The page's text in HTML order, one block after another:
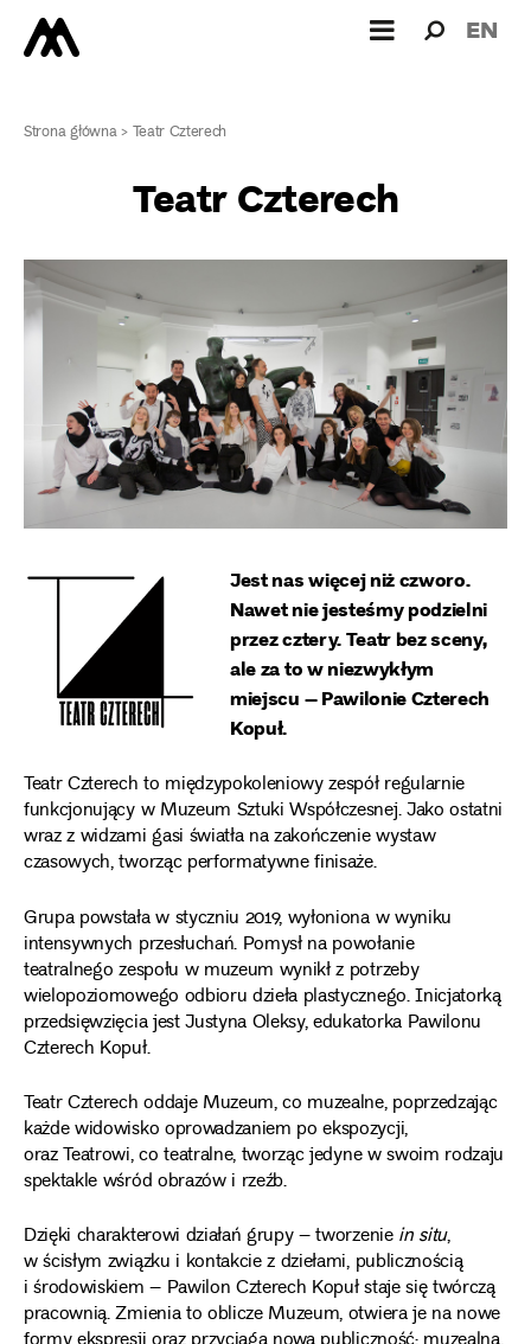
dla: EN
Strona główna>Teatr Czterech
Teatr Czterech
Jest nas więcej niż czworo.
Nawet nie jesteśmy podzielni
przez cztery. Teatr bez sceny,
ale za to w niezwykłym
miejscu – Pawilonie Czterech
Kopuł.
Teatr Czterech to międzypokoleniowy zespół regularnie
funkcjonujący w Muzeum Sztuki Współczesnej. Jako ostatni
wraz z widzami gasi światła na zakończenie wystaw
czasowych, tworząc performatywne finisaże.
Grupa powstała w styczniu 2019, wyłoniona w wyniku
intensywnych przesłuchań. Pomysł na powołanie
teatralnego zespołu w muzeum wynikł z potrzeby
wielopoziomowego odbioru dzieła plastycznego. Inicjatorką
przedsięwzięcia jest Justyna Oleksy, edukatorka Pawilonu
Czterech Kopuł.
Teatr Czterech oddaje Muzeum, co muzealne, poprzedzając
każde widowisko oprowadzaniem po ekspozycji,
oraz Teatrowi, co teatralne, tworząc jedyne w swoim rodzaju
spektakle wśród obrazów i rzeźb.
Dzięki charakterowi działań grupy – tworzeniein situ,
w ścisłym związku i kontakcie z dziełami, publicznością
i środowiskiem – Pawilon Czterech Kopuł staje się twórczą
pracownią. Zmienia to oblicze Muzeum, otwiera je na nowe